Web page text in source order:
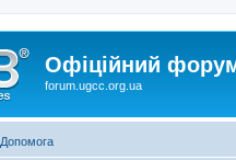
Офіційний форум
forum.ugcc.org.ua
Допомога